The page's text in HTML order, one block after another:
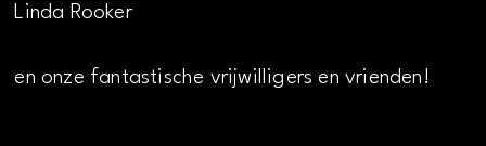
Linda Rooker
en onze fantastische vrijwilligers en vrienden!